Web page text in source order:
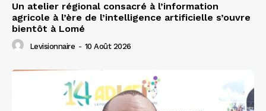
Un atelier régional consacré à l’information
agricole à l’ère de l’intelligence artificielle s’ouvre
bientôt à Lomé
Levisionnaire - 10 Août 2026